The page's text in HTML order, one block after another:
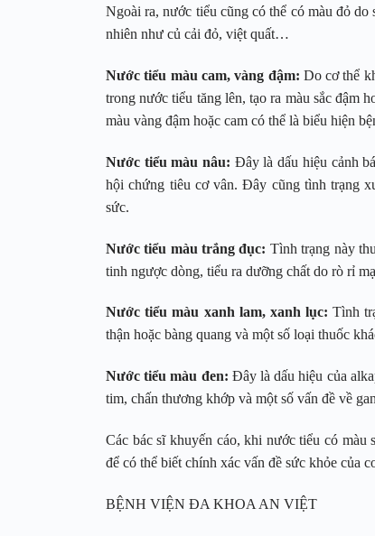
Ngoài ra, nước tiểu cũng có thể có màu đỏ
nhiên như củ cải đỏ, việt quất…
Nước tiểu màu cam, vàng đậm: Do cơ thể
trong nước tiểu tăng lên, tạo ra màu sắc đậm
màu vàng đậm hoặc cam có thể là biểu hiện
Nước tiểu màu nâu: Đây là dấu hiệu cảnh
hội chứng tiêu cơ vân. Đây cũng tình trạng
sức.
Nước tiểu màu trắng đục: Tình trạng này
tinh ngược dòng, tiểu ra dưỡng chất do rò rỉ
Nước tiểu màu xanh lam, xanh lục:Tình
thận hoặc bàng quang và một số loại thuốc
Nước tiểu màu đen: Đây là dấu hiệu của
tim, chấn thương khớp và một số vấn đề về
Các bác sĩ khuyến cáo, khi nước tiểu có
để có thể biết chính xác vấn đề sức khỏe của
BỆNH VIỆN ĐA KHOA AN VIỆT